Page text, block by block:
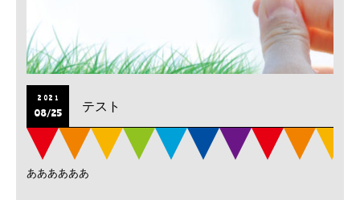
2021
08/25 テスト
ああああああ